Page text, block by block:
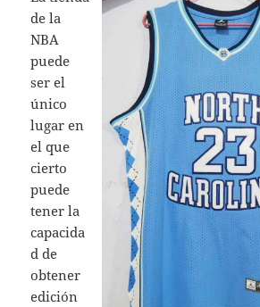
de la
NBA
puede
ser el
único
lugar en
el que
cierto
puede
tener la
capacida
d de
obtener
edición